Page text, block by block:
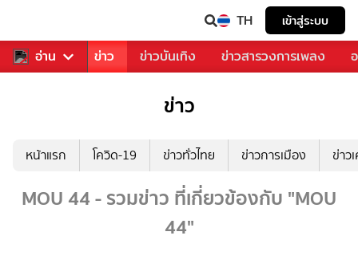
TH เข้าสู่ระบบ
อ่าน
คุณ กีฬา ข่าว ข่าวบันเทิง ข่าวสารวงการเพลง
ข่าว
หน้าแรก โควิด-19 ข่าวทั่วไทย ข่าวการเมือง ข่าว
MOU 44 - รวมข่าว ที่เกี่ยวข้องกับ "MOU
44"